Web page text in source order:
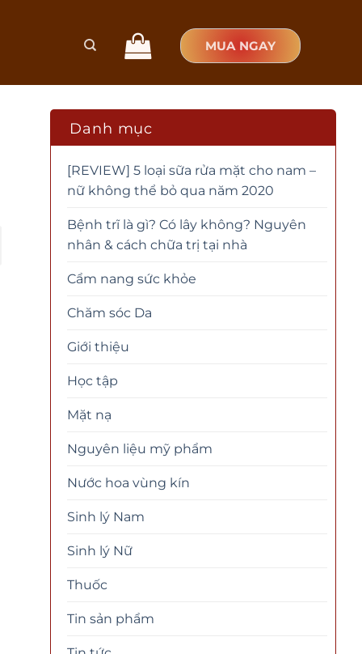
MUA NGAY
Danh mục
[REVIEW] 5 loại sữa rửa mặt cho nam –
nữ không thể bỏ qua năm 2020
Bệnh trĩ là gì? Có lây không? Nguyên
nhân & cách chữa trị tại nhà
Cẩm nang sức khỏe
Chăm sóc Da
Giới thiệu
Học tập
Mặt nạ
Nguyên liệu mỹ phẩm
Nước hoa vùng kín
Sinh lý Nam
Sinh lý Nữ
Thuốc
Tin sản phẩm